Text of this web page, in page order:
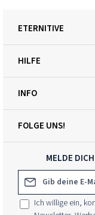
MELDE
E-Mail-Adresse*
Ich willige ein,
FOLGE UNS!
ETERNITIVE
HILFE
INFO